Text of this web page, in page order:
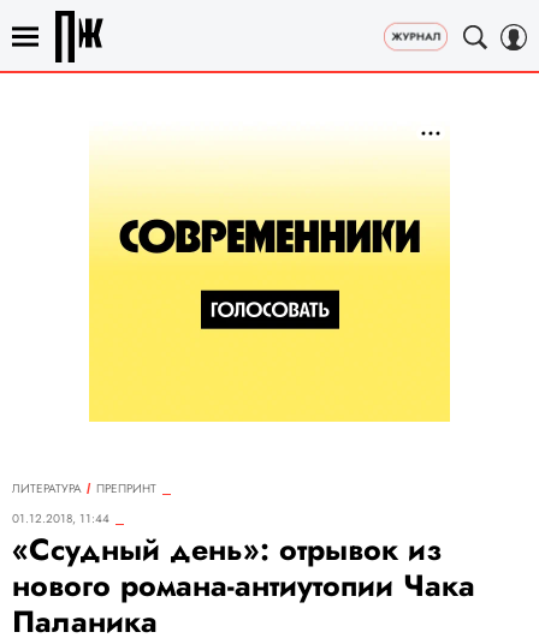
ЛИТЕРАТУРА
ПРЕПРИНТ
01.12.2018, 11:44
«Ссудный день»: отрывок из
нового романа-антиутопии Чака
Паланика